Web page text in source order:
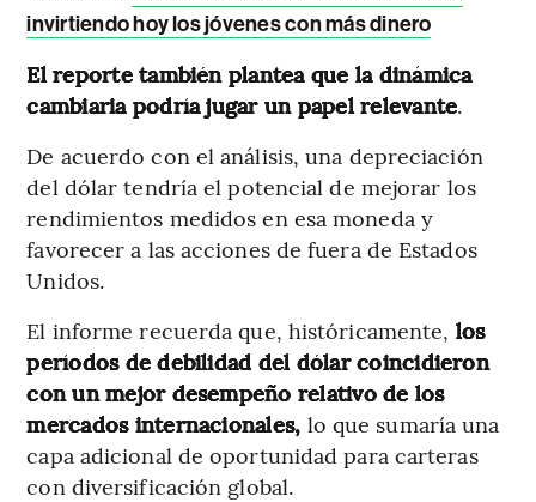
invirtiendo hoy los jóvenes con más dinero
El reporte también plantea que la dinámica
cambiaria podría jugar un papel relevante.
De acuerdo con el análisis, una depreciación
del dólar tendría el potencial de mejorar los
rendimientos medidos en esa moneda y
favorecer a las acciones de fuera de Estados
Unidos.
El informe recuerda que, históricamente, los
períodos de debilidad del dólar coincidieron
con un mejor desempeño relativo de los
mercados internacionales, lo que sumaría una
capa adicional de oportunidad para carteras
con diversificación global.